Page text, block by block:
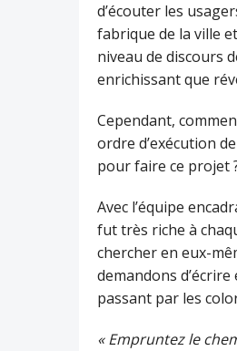
d’écouter les
fabrique de la ville
niveau de discours
enrichissant que
Cependant,
ordre d’exécution
pour faire ce projet
Avec l’équipe
fut très riche à
chercher en eux-
demandons
passant par les
« Empruntez le